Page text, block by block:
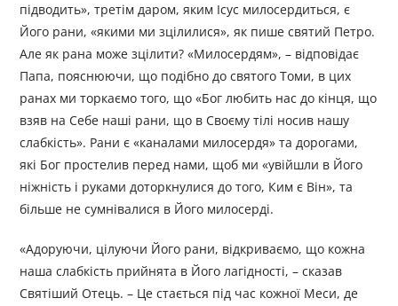
підводить», третім даром, яким Ісус милосердиться, є
Його рани, «якими ми зцілилися», як пише святий Петро.
Але як рана може зцілити? «Милосердям», – відповідає
Папа, пояснюючи, що подібно до святого Томи, в цих
ранах ми торкаємо того, що «Бог любить нас до кінця, що
взяв на Себе наші рани, що в Своєму тілі носив нашу
слабкість». Рани є «каналами милосердя» та дорогами,
які Бог простелив перед нами, щоб ми «увійшли в Його
ніжність і руками доторкнулися до того, Ким є Він», та
більше не сумнівалися в Його милосерді.
«Адоруючи, цілуючи Його рани, відкриваємо, що кожна
наша слабкість прийнята в Його лагідності, – сказав
Святіший Отець. – Це стається під час кожної Меси, де